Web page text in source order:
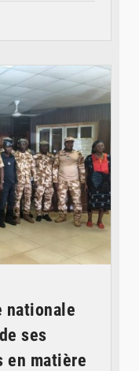
nationale
ses
en matière